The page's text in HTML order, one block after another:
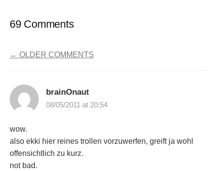
69 Comments
COMMENT
← OLDER COMMENTS
brainOnaut
08/05/2011 at 20:54
wow.
also ekki hier reines trollen vorzuwerfen, greift ja wohl
offensichtlich zu kurz.
not bad.